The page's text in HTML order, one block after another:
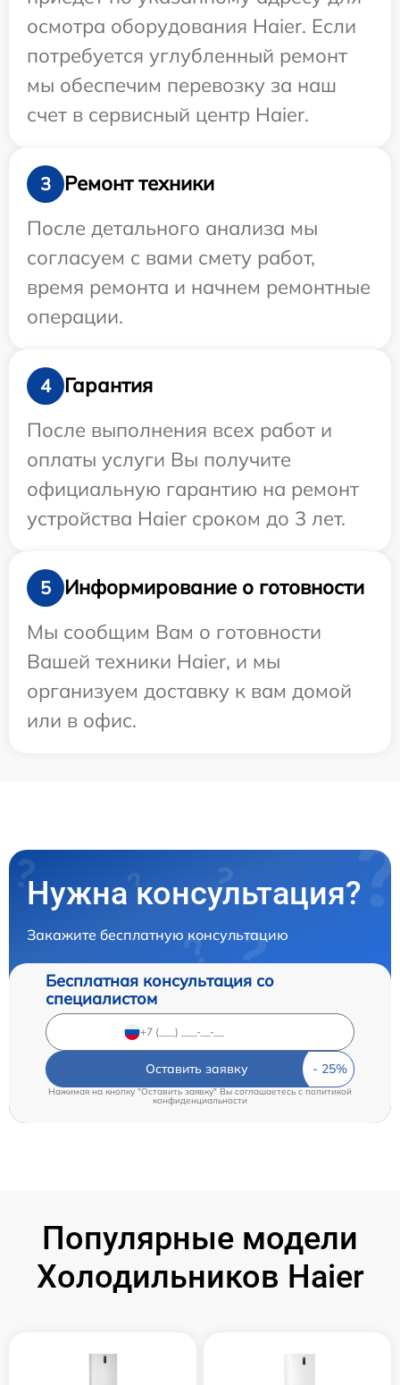
осмотра оборудования Haier. Если
потребуется углубленный ремонт
мы обеспечим перевозку за наш
счет в сервисный центр Haier.
3
Ремонт техники
После детального анализа мы
согласуем с вами смету работ,
время ремонта и начнем ремонтные
операции.
4
Гарантия
После выполнения всех работ и
оплаты услуги Вы получите
официальную гарантию на ремонт
устройства Haier сроком до 3 лет.
5
Информирование о готовности
Мы сообщим Вам о готовности
Вашей техники Haier, и мы
организуем доставку к вам домой
или в офис.
Нужна консультация?
Закажите бесплатную консультацию
Бесплатная консультация со
специалистом
Оставить заявку
Нажимая на кнопку "Оставить заявку" Вы соглашаетесь cполитикой
конфиденциальности
Популярные модели
Холодильников Haier